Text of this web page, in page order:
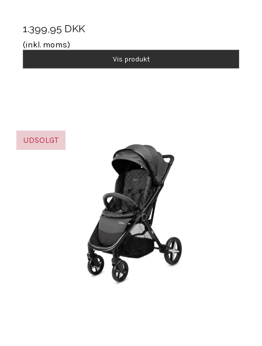
1.399,95 DKK
(inkl. moms)
Vis produkt
UDSOLGT